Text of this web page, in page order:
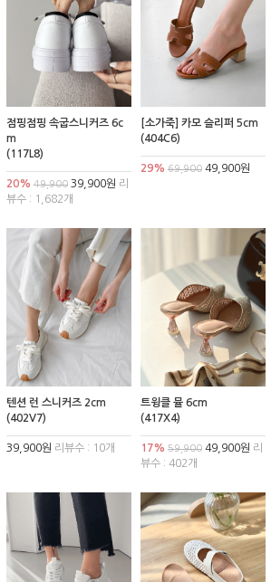
점핑점핑 속굽스니커즈 6c
m
(117L8)
20% 49,900 39,900원 리
뷰수 : 1,682개
[소가죽] 카모 슬리퍼 5cm
(404C6)
29% 69,90049,900원
텐션 런 스니커즈 2cm
(402V7)
39,900원 리뷰수 : 10개
트윙클 뮬 6cm
(417X4)
17% 59,90049,900원 리
뷰수 : 402개